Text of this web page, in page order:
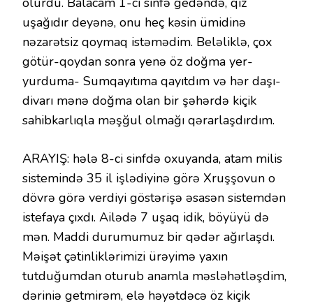
uşağıdır deyənə, onu heç kəsin ümidinə
nəzarətsiz qoymaq istəmədim. Beləliklə, çox
götür-qoydan sonra yenə öz doğma yer-
yurduma- Sumqayıtıma qayıtdım və hər daşı-
divarı mənə doğma olan bir şəhərdə kiçik
sahibkarlıqla məşğul olmağı qərarlaşdırdım.
ARAYIŞ: hələ 8-ci sinfdə oxuyanda, atam milis
sistemində 35 il işlədiyinə görə Xruşşovun o
dövrə görə verdiyi göstərişə əsasən sistemdən
istefaya çıxdı. Ailədə 7 uşaq idik, böyüyü də
mən. Maddi durumumuz bir qədər ağırlaşdı.
Məişət çətinliklərimizi ürəyimə yaxın
tutduğumdan oturub anamla məsləhətləşdim,
dəriniə getmirəm, elə həyətdəcə öz kiçik